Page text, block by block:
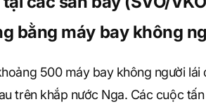
bằng máy bay không
500 máy bay không người lái
trên khắp nước Nga. Các cuộc